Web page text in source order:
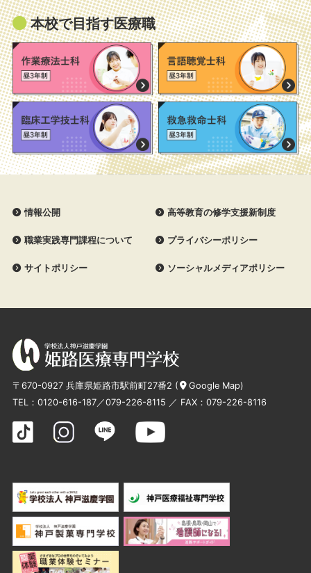
本校で目指す医療職
情報公開 高等教育の修学支援新制度
職業実践専門課程について プライバシーポリシー
サイトポリシー ソーシャルメディアポリシー
〒670-0927 兵庫県姫路市駅前町27番2 ( Google Map)
TEL： 0120-616-187／079-226-8115 ／ FAX：079-226-8116